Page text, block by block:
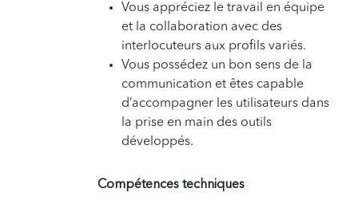
Vous appréciez le travail en équipe
et la collaboration avec des
interlocuteurs aux profils variés.
Vous possédez un bon sens de la
communication et êtes capable
d’accompagner les utilisateurs dans
la prise en main des outils
développés.
Compétences techniques